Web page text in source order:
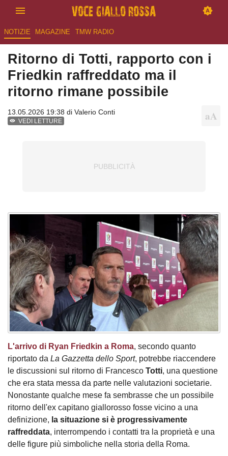
NOTIZIE MAGAZINE TMW RADIO
Ritorno di Totti, rapporto con i
Friedkin raffreddato ma il
ritorno rimane possibile
13.05.2026 19:38 di Valerio Conti
VEDI LETTURE
L'arrivo di Ryan Friedkin a Roma, secondo quanto
riportato da La Gazzetta dello Sport, potrebbe riaccendere
le discussioni sul ritorno di Francesco Totti, una questione
che era stata messa da parte nelle valutazioni societarie.
Nonostante qualche mese fa sembrasse che un possibile
ritorno dell'ex capitano giallorosso fosse vicino a una
definizione, la situazione si è progressivamente
raffreddata, interrompendo i contatti tra la proprietà e una
delle figure più simboliche nella storia della Roma.